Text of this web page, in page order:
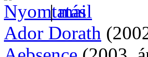
|
Ador Dorath